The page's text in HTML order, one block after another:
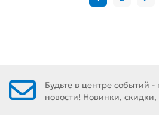
Будьте в центре событий
новости! Новинки,